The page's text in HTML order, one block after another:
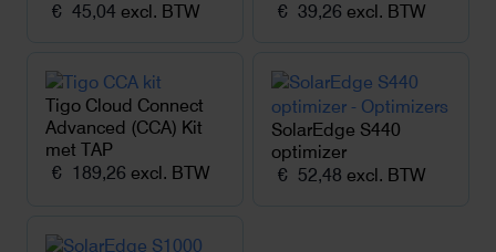
€ 45,04 excl. BTW
€ 39,26 excl. BTW
Tigo Cloud Connect
Advanced (CCA) Kit
met TAP
€ 189,26 excl. BTW
SolarEdge S440
optimizer
€ 52,48 excl. BTW